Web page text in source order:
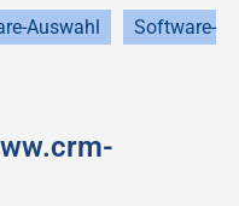
Auswahl
Software-